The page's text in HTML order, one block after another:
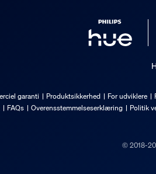
garanti Produktsikkerhed For udviklere
FAQs Overensstemmelseserklæring Politik
© 2018-